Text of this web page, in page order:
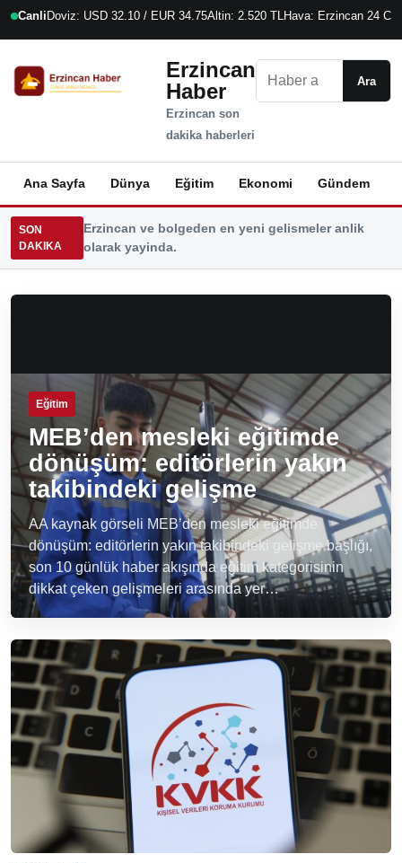
Canli Doviz: USD 32.10 / EUR 34.75Altin: 2.520 TLHava: Erzincan 24 C
Erzincan
Haber
Erzincan son
dakika haberleri
Ara
Ana Sayfa Dünya Eğitim Ekonomi Gündem
SON
DAKIKA
Erzincan ve bolgeden en yeni gelismeler anlik
olarak yayinda.
Eğitim
MEB’den mesleki eğitimde
dönüşüm: editörlerin yakın
takibindeki gelişme
AA kaynak görseli MEB’den mesleki eğitimde
dönüşüm: editörlerin yakın takibindeki gelişme başlığı,
son 10 günlük haber akışında eğitim kategorisinin
dikkat çeken gelişmeleri arasında yer…